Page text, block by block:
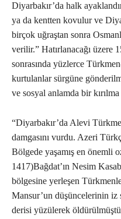
Diyarbakır’da halk
ya da kentten kovulur ve
birçok uğraştan sonra
verilir.” Hatırlanacağı üzere
sonrasında yüzlerce
kurtulanlar sürgüne
ve sosyal anlamda bir kırılma
“Diyarbakır’da Alevi
damgasını vurdu. Azeri
Bölgede yaşamış en önemli
1417)Bağdat’ın Nesim
bölgesine yerleşen
Mansur’un düşüncelerinin iz
derisi yüzülerek